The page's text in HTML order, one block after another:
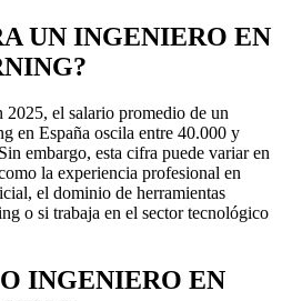
UN INGENIERO EN
2025, el salario promedio de un
en España oscila entre 40.000 y
embargo, esta cifra puede variar en
la experiencia profesional en
el dominio de herramientas
o si trabaja en el sector tecnológico
INGENIERO EN